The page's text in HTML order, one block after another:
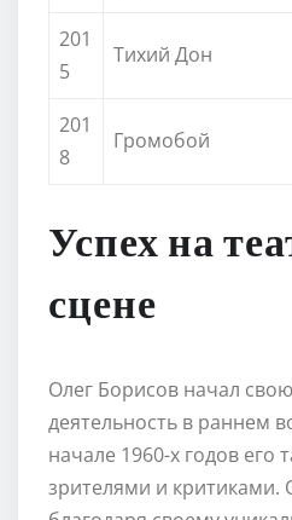
201
5
Тихий Дон
201
8
Громобой
Успех на
сцене
Олег Борисов начал
деятельность в раннем
начале 1960-х годов его
зрителями и критиками.